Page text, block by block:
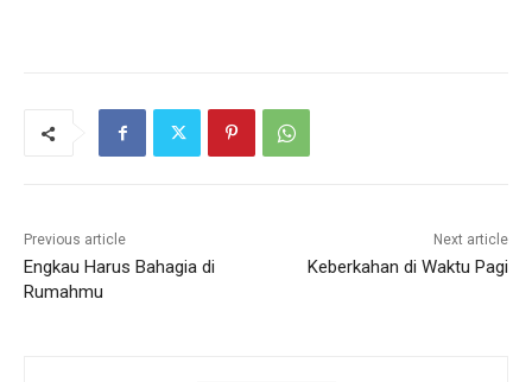
Previous article
Engkau Harus Bahagia di
Rumahmu
Next article
Keberkahan di Waktu Pagi